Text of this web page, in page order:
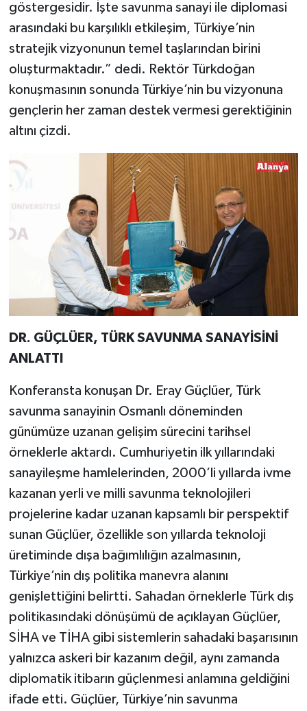
göstergesidir. İşte savunma sanayi ile diplomasi
arasındaki bu karşılıklı etkileşim, Türkiye’nin
stratejik vizyonunun temel taşlarından birini
oluşturmaktadır.” dedi. Rektör Türkdoğan
konuşmasının sonunda Türkiye’nin bu vizyonuna
gençlerin her zaman destek vermesi gerektiğinin
altını çizdi.
DR. GÜÇLÜER, TÜRK SAVUNMA SANAYİSİNİ
ANLATTI
Konferansta konuşan Dr. Eray Güçlüer, Türk
savunma sanayinin Osmanlı döneminden
günümüze uzanan gelişim sürecini tarihsel
örneklerle aktardı. Cumhuriyetin ilk yıllarındaki
sanayileşme hamlelerinden, 2000’li yıllarda ivme
kazanan yerli ve milli savunma teknolojileri
projelerine kadar uzanan kapsamlı bir perspektif
sunan Güçlüer, özellikle son yıllarda teknoloji
üretiminde dışa bağımlılığın azalmasının,
Türkiye’nin dış politika manevra alanını
genişlettiğini belirtti. Sahadan örneklerle Türk dış
politikasındaki dönüşümü de açıklayan Güçlüer,
SİHA ve TİHA gibi sistemlerin sahadaki başarısının
yalnızca askeri bir kazanım değil, aynı zamanda
diplomatik itibarın güçlenmesi anlamına geldiğini
ifade etti. Güçlüer, Türkiye’nin savunma